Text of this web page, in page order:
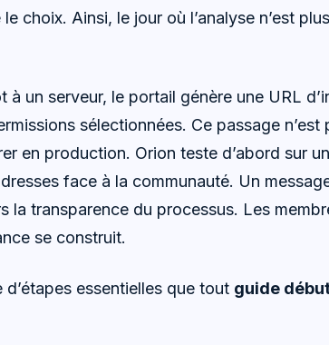
choix. Ainsi, le jour où l’analyse n’est
à un serveur, le portail génère une URL
sélectionnées. Ce passage
en production. Orion teste d’abord sur
face à la communauté. Un
la transparence du processus. Les
se construit.
essentielles que tout guide